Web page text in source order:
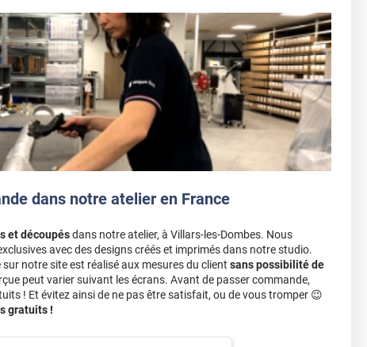
dans notre atelier en France
et découpésdans notre atelier, à Villars-les-Dombes. Nous
avec des designs créés et imprimés dans notre studio.
notre site est réalisé aux mesures du client sans possibilité de
peut varier suivant les écrans. Avant de passer commande,
! Et évitez ainsi de ne pas être satisfait, ou de vous tromper 😉
gratuits !